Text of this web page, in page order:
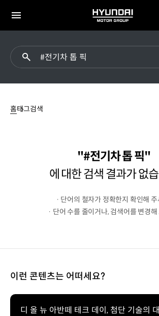
전체
HYUNDAI
MOTOR
홈태그검색
#전기차 톱 픽
에 대한 검색 결과가 없
· 단어의 철자가 정확한지 확인해 주
· 단어 수를 줄이거나, 검색어를 변경해
이런 콘텐츠는 어떠세요?
디 올 뉴 아반떼 테크 데이, 첨단 기술의